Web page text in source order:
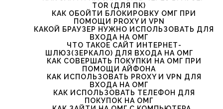
TOR (ДЛЯ ПК)
КАК ОБОЙТИ БЛОКИРОВКУ ОМГ ПРИ
ПОМОЩИ PROXY И VPN
КАКОЙ БРАУЗЕР НУЖНО ИСПОЛЬЗОВАТЬ ДЛЯ
ВХОДА НА ОМГ
ЧТО ТАКОЕ САЙТ ИНТЕРНЕТ-
ШЛЮЗ(ЗЕРКАЛО) ДЛЯ ВХОДА НА ОМГ
КАК СОВЕРШАТЬ ПОКУПКИ НА ОМГ ПРИ
ПОМОЩИ АЙФОНА
КАК ИСПОЛЬЗОВАТЬ PROXY И VPN ДЛЯ
ВХОДА НА ОМГ
КАК ИСПОЛЬЗОВАТЬ ТЕЛЕФОН ДЛЯ
ПОКУПОК НА ОМГ